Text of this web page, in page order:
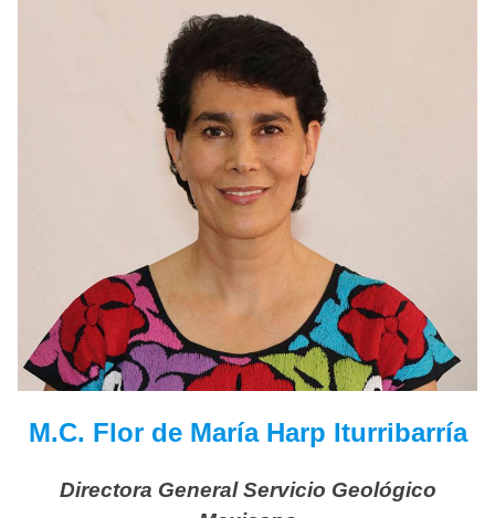
M.C. Flor de María Harp Iturribarría
Directora General Servicio Geológico